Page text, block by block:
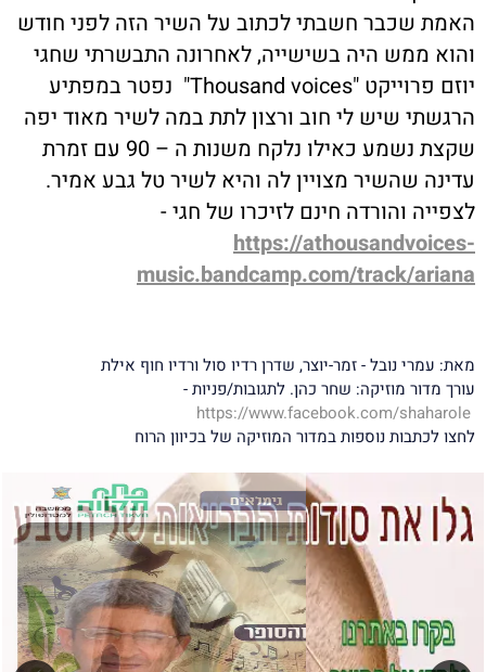
האמת שכבר חשבתי לכתוב על השיר הזה לפני חודש
והוא ממש היה בשישייה, לאחרונה התבשרתי שחגי
יוזם פרוייקט "Thousand voices" נפטר במפתיע
הרגשתי שיש לי חוב ורצון לתת במה לשיר מאוד יפה
שקצת נשמע כאילו נלקח משנות ה – 90 עם זמרת
עדינה שהשיר מצויין לה והיא לשיר טל גבע אמיר.
לצפייה והורדה חינם לזיכרו של חגי -
https://athousandvoices-
music.bandcamp.com/track/ariana
מאת: עמרי נובל - זמר-יוצר, שדרן רדיו סול ורדיו חוף אילת
עורך מדור מוזיקה: שחר כהן. לתגובות/פניות -
https://www.facebook.com/shaharole
לחצו לכתבות נוספות במדור המוזיקה של בכיוון הרוח